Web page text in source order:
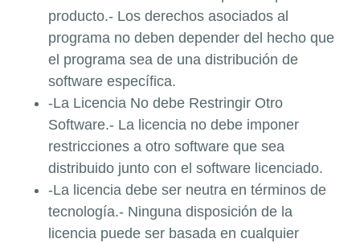
producto.- Los derechos asociados al
programa no deben depender del hecho que
el programa sea de una distribución de
software específica.
-La Licencia No debe Restringir Otro
Software.- La licencia no debe imponer
restricciones a otro software que sea
distribuido junto con el software licenciado.
-La licencia debe ser neutra en términos de
tecnología.- Ninguna disposición de la
licencia puede ser basada en cualquier